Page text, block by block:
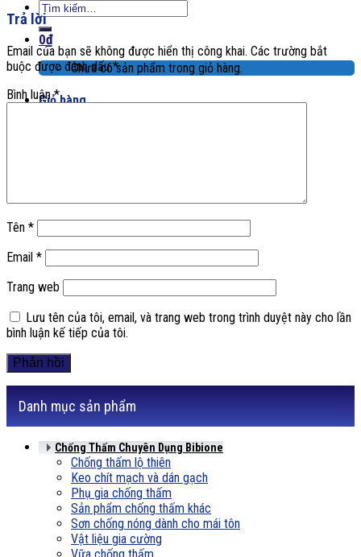
Tìm
kiếm:
0₫
Chưa có sản phẩm trong giỏ hàng.
Giỏ hàng
Trả lời
Email của bạn sẽ không được hiển thị công khai. Các trường bắt
buộc được đánh dấu*
Bình luận*
Tên *
Email *
Trang web
Lưu tên của tôi, email, và trang web trong trình duyệt này cho lần
bình luận kế tiếp của tôi.
Danh mục sản phẩm
Chống Thấm Chuyên Dụng Bibione
Chống thấm lộ thiên
Keo chít mạch và dán gạch
Phụ gia chống thấm
Sản phẩm chống thấm khác
Sơn chống nóng dành cho mái tôn
Vật liệu gia cường
Vữa chống thấm